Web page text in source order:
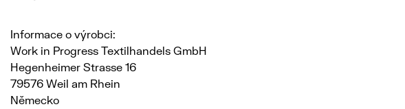
Informace o výrobci:
Work in Progress Textilhandels GmbH
Hegenheimer Strasse 16
79576 Weil am Rhein
Německo